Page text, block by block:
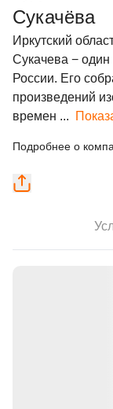
Сукачёва
Иркутский
Сукачева −
России. Его
произведений
времен ...
Подробнее о